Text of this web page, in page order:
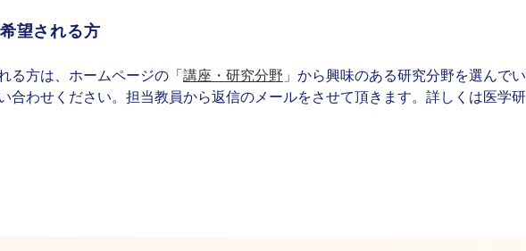
望される方
る方は、ホームページの「 講座・研究分野 」から興味のある研究分野を選んで
合わせください。担当教員から返信のメールをさせて頂きます。詳しくは医学